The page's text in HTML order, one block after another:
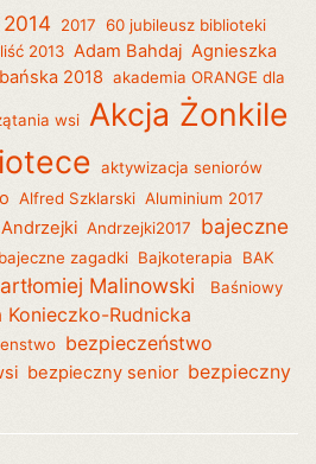
2014 2017 60 jubileusz biblioteki
2013 Adam Bahdaj Agnieszka
2018 akademia ORANGE dla
wsi Akcja Żonkile
aktywizacja seniorów
Alfred Szklarski Aluminium 2017
Andrzejki Andrzejki2017
bajeczne
bajeczne zagadki Bajkoterapia
BAK
Malinowski
Baśniowy
Konieczko-Rudnicka
bezpieczeństwo
bezpieczny senior bezpieczny